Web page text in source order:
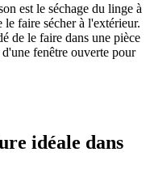
est le séchage du linge à
faire sécher à l'extérieur.
de le faire dans une pièce
fenêtre ouverte pour
idéale dans